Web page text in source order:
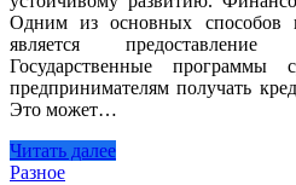
Одним из основных способов
является
Государственные программы
предпринимателям получать
Это может…
Читать далее
Разное